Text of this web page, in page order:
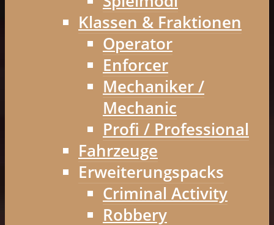
Klassen & Fraktionen
Operator
Enforcer
Mechaniker /
Mechanic
Profi / Professional
Fahrzeuge
Erweiterungspacks
Criminal Activity
Robbery